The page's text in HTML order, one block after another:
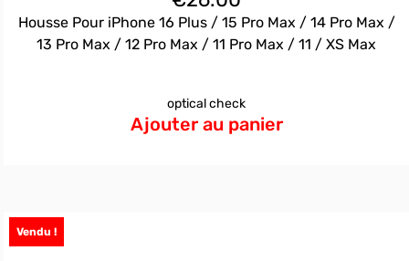
Housse Pour iPhone 16 Plus / 15 Pro Max / 14 Pro Max /
13 Pro Max / 12 Pro Max / 11 Pro Max / 11 / XS Max
optical check
Ajouter au panier
Vendu !